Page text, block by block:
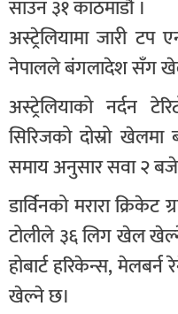
साउन ३१ काठमाडौं ।
अस्ट्रेलियामा जारी टप
नेपालले बंगलादेश सँग
अस्ट्रेलियाको नर्दन
सिरिजको दोस्रो
समाय अनुसार सवा २
डार्विनको मरारा क्रिकेट
टोलीले ३६ लिग खेल
होबार्ट हरिकेन्स,
खेल्ने छ।